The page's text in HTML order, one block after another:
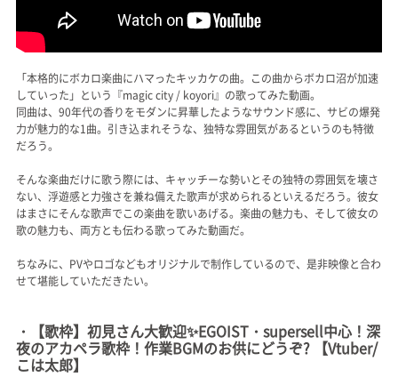
「本格的にボカロ楽曲にハマったキッカケの曲。この曲からボカロ沼が加速
していった」という『magic city / koyori』の歌ってみた動画。
同曲は、90年代の香りをモダンに昇華したようなサウンド感に、サビの爆発
力が魅力的な1曲。引き込まれそうな、独特な雰囲気があるというのも特徴
だろう。
そんな楽曲だけに歌う際には、キャッチーな勢いとその独特の雰囲気を壊さ
ない、浮遊感と力強さを兼ね備えた歌声が求められるといえるだろう。彼女
はまさにそんな歌声でこの楽曲を歌いあげる。楽曲の魅力も、そして彼女の
歌の魅力も、両方とも伝わる歌ってみた動画だ。
ちなみに、PVやロゴなどもオリジナルで制作しているので、是非映像と合わ
せて堪能していただきたい。
・【歌枠】初見さん大歓迎✨EGOIST・supersell中心！深
夜のアカペラ歌枠！作業BGMのお供にどうぞ? 【Vtuber/
こは太郎】